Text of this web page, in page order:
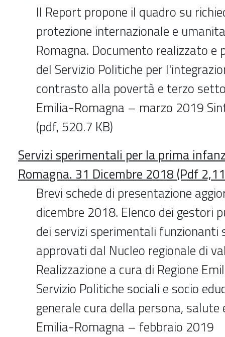
Il Report propone il quadro su
protezione internazionale e
Romagna. Documento realizzato e
del Servizio Politiche per
contrasto alla povertà e terzo
Emilia-Romagna – marzo 2019
(pdf, 520.7 KB)
Servizi sperimentali per la prima
Romagna. 31 Dicembre 2018 (Pdf
Brevi schede di presentazione
dicembre 2018. Elenco dei gestori
dei servizi sperimentali
approvati dal Nucleo regionale di
Realizzazione a cura di Regione
Servizio Politiche sociali e socio
generale cura della persona, salute
Emilia-Romagna – febbraio 2019